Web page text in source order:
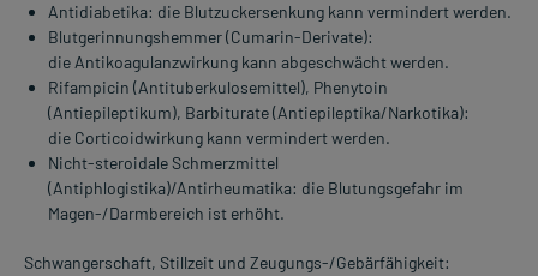
Antidiabetika: die Blutzuckersenkung kann vermindert werden.
Blutgerinnungshemmer (Cumarin-Derivate):
die Antikoagulanzwirkung kann abgeschwächt werden.
Rifampicin (Antituberkulosemittel), Phenytoin
(Antiepileptikum), Barbiturate (Antiepileptika/Narkotika):
die Corticoidwirkung kann vermindert werden.
Nicht-steroidale Schmerzmittel
(Antiphlogistika)/Antirheumatika: die Blutungsgefahr im
Magen-/Darmbereich ist erhöht.
Schwangerschaft, Stillzeit und Zeugungs-/Gebärfähigkeit: